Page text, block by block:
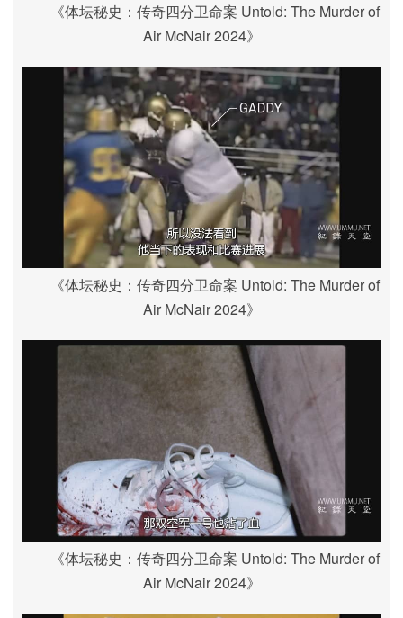
《体坛秘史：传奇四分卫命案 Untold: The Murder of
Air McNair 2024》
《体坛秘史：传奇四分卫命案 Untold: The Murder of
Air McNair 2024》
《体坛秘史：传奇四分卫命案 Untold: The Murder of
Air McNair 2024》